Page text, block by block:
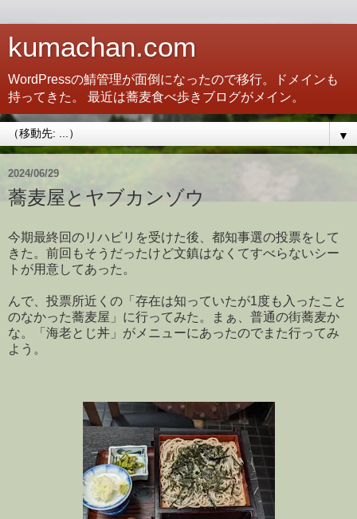
kumachan.com
WordPressの鯖管理が面倒になったので移行。ドメインも
持ってきた。 最近は蕎麦食べ歩きブログがメイン。
▼
2024/06/29
蕎麦屋とヤブカンゾウ
今期最終回のリハビリを受けた後、都知事選の投票をして
きた。前回もそうだったけど文鎮はなくてすべらないシー
トが用意してあった。
んで、投票所近くの「存在は知っていたが1度も入ったこと
のなかった蕎麦屋」に行ってみた。まぁ、普通の街蕎麦か
な。「海老とじ丼」がメニューにあったのでまた行ってみ
よう。